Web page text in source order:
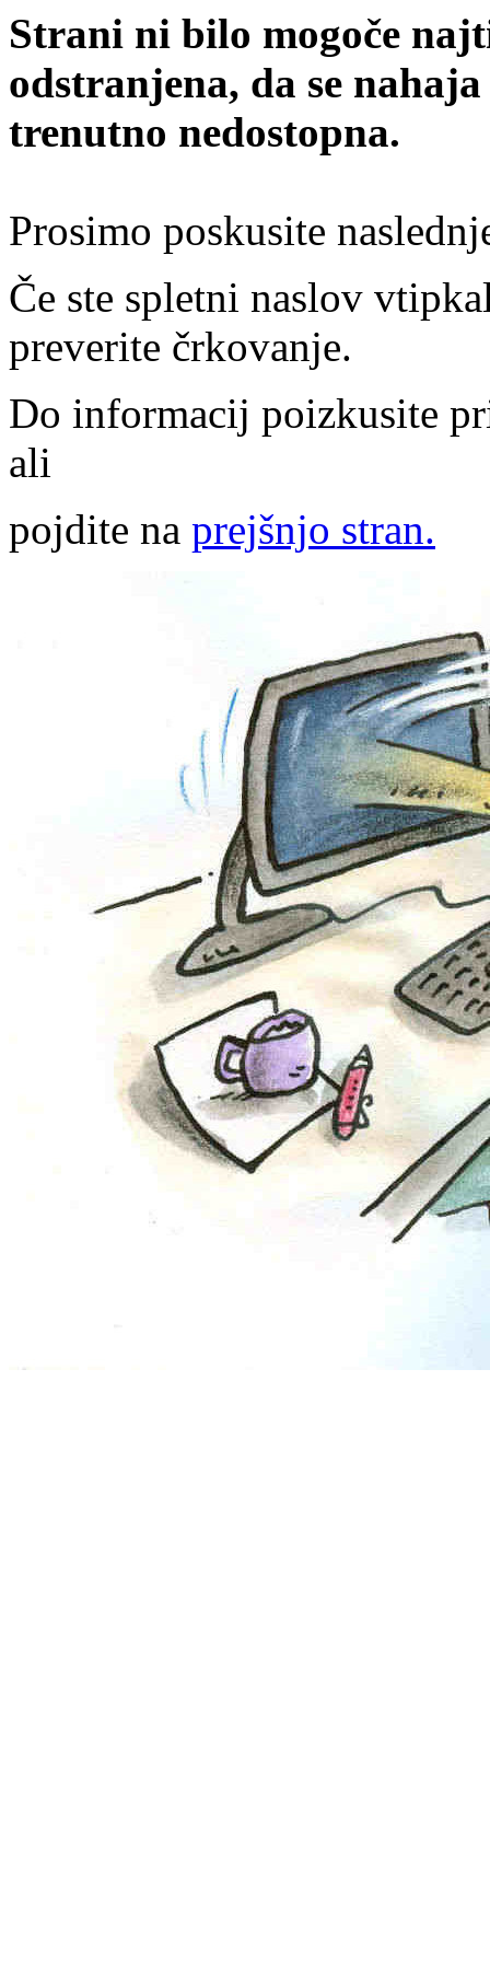
Strani ni bilo mogoče
odstranjena, da se
trenutno nedostopna.
Prosimo poskusite
Če ste spletni naslov
preverite črkovanje.
Do informacij poizkusite
ali
pojdite na prejšnjo stran.